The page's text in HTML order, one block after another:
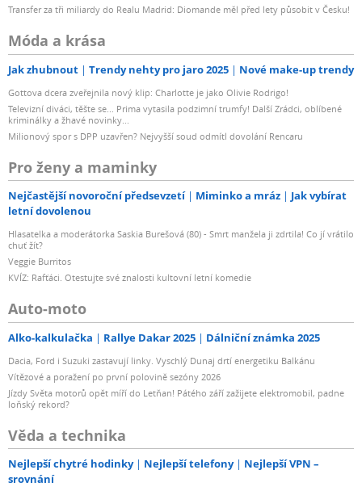
Transfer za tři miliardy do Realu Madrid: Diomande měl před lety působit v Česku!
Móda a krása
Jak zhubnout Trendy nehty pro jaro 2025 Nové make-up trendy
Gottova dcera zveřejnila nový klip: Charlotte je jako Olivie Rodrigo!
Televizní diváci, těšte se... Prima vytasila podzimní trumfy! Další Zrádci, oblíbené
kriminálky a žhavé novinky...
Milionový spor s DPP uzavřen? Nejvyšší soud odmítl dovolání Rencaru
Pro ženy a maminky
Nejčastější novoroční předsevzetí Miminko a mráz
Jak vybírat
letní dovolenou
Hlasatelka a moderátorka Saskia Burešová (80) - Smrt manžela ji zdrtila! Co jí vrátilo
chuť žít?
Veggie Burritos
KVÍZ: Rafťáci. Otestujte své znalosti kultovní letní komedie
Auto-moto
Alko-kalkulačka Rallye Dakar 2025 Dálniční známka 2025
Dacia, Ford i Suzuki zastavují linky. Vyschlý Dunaj drtí energetiku Balkánu
Vítězové a poražení po první polovině sezóny 2026
Jízdy Světa motorů opět míří do Letňan! Pátého září zažijete elektromobil, padne
loňský rekord?
Věda a technika
Nejlepší chytré hodinky Nejlepší telefony
Nejlepší VPN –
srovnání